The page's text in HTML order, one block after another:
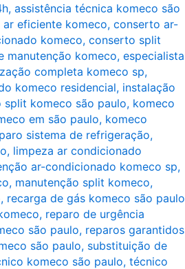
, assistência técnica komeco são
eficiente komeco, conserto ar-
komeco, conserto split
manutenção komeco, especialista
completa komeco sp,
komeco residencial, instalação
split komeco são paulo, komeco
em são paulo, komeco
sistema de refrigeração,
, limpeza ar condicionado
ar-condicionado komeco sp,
, manutenção split komeco,
, recarga de gás komeco são paulo
, reparo de urgência
são paulo, reparos garantidos
são paulo, substituição de
komeco são paulo, técnico